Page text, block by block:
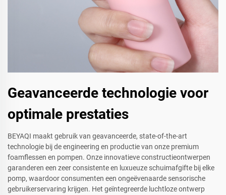
Geavanceerde technologie voor
optimale prestaties
BEYAQI maakt gebruik van geavanceerde, state-of-the-art
technologie bij de engineering en productie van onze premium
foamflessen en pompen. Onze innovatieve constructieontwerpen
garanderen een zeer consistente en luxueuze schuimafgifte bij elke
pomp, waardoor consumenten een ongeëvenaarde sensorische
gebruikerservaring krijgen. Het geïntegreerde luchtloze ontwerp